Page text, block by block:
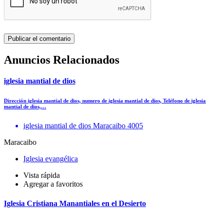
Anuncios Relacionados
iglesia mantial de dios
Dirección iglesia mantial de dios, numero de iglesia mantial de dios, Teléfono de iglesia
mantial de dios,…
iglesia mantial de dios Maracaibo 4005
Maracaibo
Iglesia evangélica
Vista rápida
Agregar a favoritos
Iglesia Cristiana Manantiales en el Desierto